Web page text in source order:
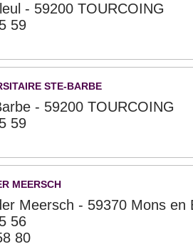
- 59200 TOURCOING
59
STE-BARBE
- 59200 TOURCOING
59
MEERSCH
Meersch - 59370 Mons en
56
80